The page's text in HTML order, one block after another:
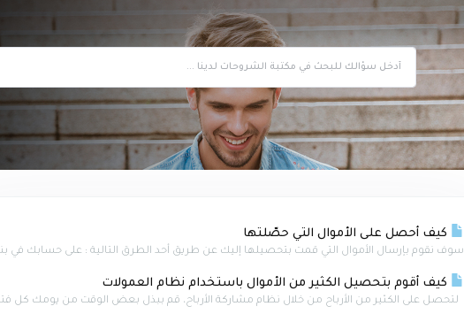
كيف أحصل على الأموال التي حصّلتها
سوف نقوم بإرسال الأموال التي قمت بتحصيلها إليك عن طريق أحد الطرق التالية : على حسابك في
كيف أقوم بتحصيل الكثير من الأموال باستخدام نظام العمولات
لتحصل على الكثير من الأرباح من خلال نظام مشاركة الأرباح، قم ببذل بعض الوقت من يومك كل